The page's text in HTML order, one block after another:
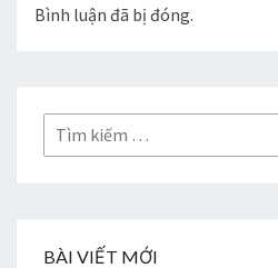
Bình luận đã bị đóng.
Tìm
kiếm:
BÀI VIẾT MỚI